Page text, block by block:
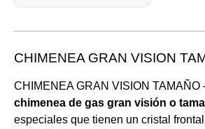
CHIMENEA GRAN VISION
CHIMENEA GRAN VISION TAMAÑO
chimenea de gas gran visión o
especiales que tienen un cristal